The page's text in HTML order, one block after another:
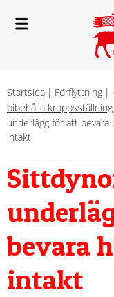
Startsida | Förflyttning |
bibehålla kroppsställning
underlägg för att bevara
intakt
bevara
intakt